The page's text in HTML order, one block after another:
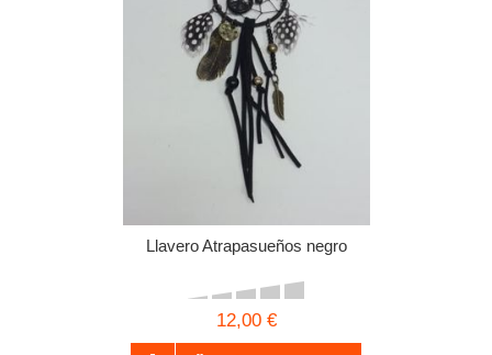
Llavero Atrapasueños negro
12,00 €